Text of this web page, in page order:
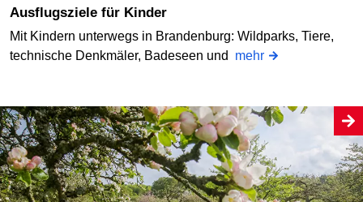
Ausflugsziele für Kinder
Mit Kindern unterwegs in Brandenburg: Wildparks, Tiere,
technische Denkmäler, Badeseen und mehr